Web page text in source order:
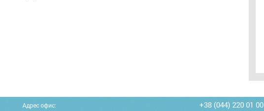
Адрес офис:
+38 (044) 220 01 00